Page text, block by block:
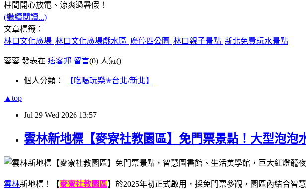
柱間開心放電、涼爽過暑假！
(繼續閱讀...)
文章標籤：
林口文化廣場 林口文化廣場戲水區 廣停四公園 林口親子景點 新北免費玩水景點
蓉蓉 發表在 痞客邦 留言(0) 人氣()
個人分類： 【吃喝玩樂✭台北/新北】
▲top
Jul 29 Wed 2026 13:57
雲林新地標【麥寮社教園區】免門票景點！大型泡
雲林新地標！【麥寮社教園區】於2025年初正式啟用，採免門票參觀，園區內結合智